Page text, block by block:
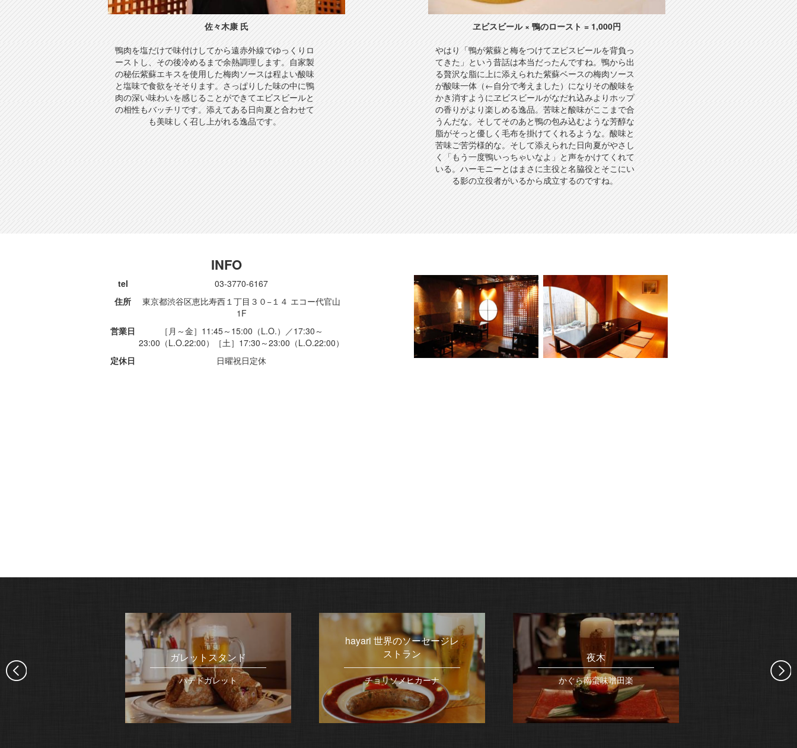
佐々木康 氏
鴨肉を塩だけで味付けしてから遠赤外線でゆっくりロ
ーストし、その後冷めるまで余熱調理します。自家製
の秘伝紫蘇エキスを使用した梅肉ソースは程よい酸味
と塩味で食欲をそそります。さっぱりした味の中に鴨
肉の深い味わいを感じることができてエビスビールと
の相性もバッチリです。添えてある日向夏と合わせて
も美味しく召し上がれる逸品です。
ヱビスビール × 鴨のロースト = 1,000円
やはり「鴨が紫蘇と梅をつけてヱビスビールを背負っ
てきた」という昔話は本当だったんですね。鴨から出
る贅沢な脂に上に添えられた紫蘇ベースの梅肉ソース
が酸味一体（←自分で考えました）になりその酸味を
かき消すようにヱビスビールがなだれ込みよりホップ
の香りがより楽しめる逸品。苦味と酸味がここまで合
うんだな。そしてそのあと鴨の包み込むような芳醇な
脂がそっと優しく毛布を掛けてくれるような。酸味と
苦味ご苦労様的な。そして添えられた日向夏がやさし
く「もう一度鴨いっちゃいなよ」と声をかけてくれて
いる。ハーモニーとはまさに主役と名脇役とそこにい
る影の立役者がいるから成立するのですね。
INFO
tel
03-3770-6167
住所
東京都渋谷区恵比寿西１丁目３０−１４ エコー代官山
1F
営業日
［月～金］11:45～15:00（L.O.）／17:30～
23:00（L.O.22:00）［土］17:30～23:00（L.O.22:00）
定休日
日曜祝日定休
テーブル
（東海岸風）
ガレットスタンド
パテドガレット
hayari 世界のソーセージレ
ストラン
チョリソメヒカーナ
夜木
かぐら南蛮味噌田楽
やま
鴨のロ